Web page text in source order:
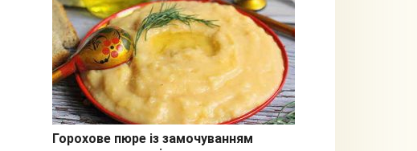
Горохове пюре із замочуванням